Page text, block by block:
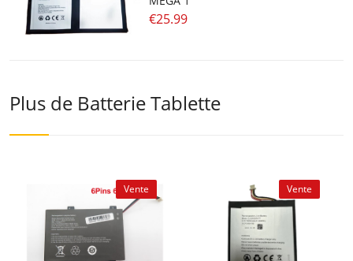
€25.99
Plus de Batterie Tablette
Vente Vente